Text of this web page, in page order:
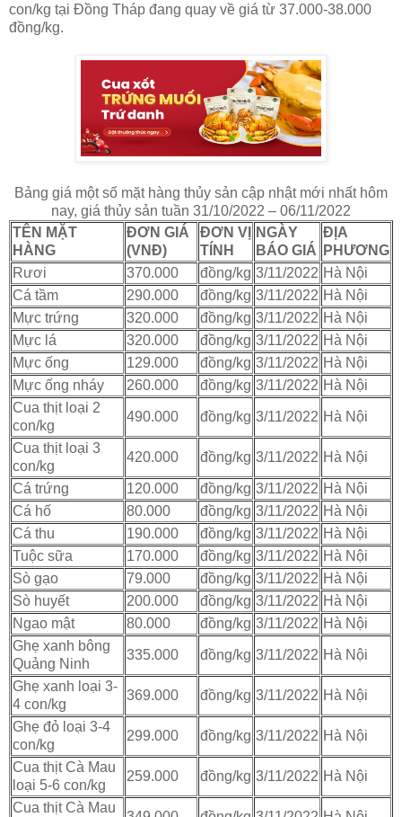
con/kg tại Đồng Tháp đang quay về giá từ 37.000-38.000
đồng/kg.
Bảng giá một số mặt hàng thủy sản cập nhật mới nhất hôm
nay, giá thủy sản tuần 31/10/2022 – 06/11/2022
TÊN MẶT
HÀNG
ĐƠN GIÁ
(VNĐ)
ĐƠN VỊ
TÍNH
NGÀY
BÁO GIÁ
ĐỊA
PHƯƠNG
Rươi
370.000 đồng/kg 3/11/2022 Hà Nội
Cá tầm
290.000 đồng/kg 3/11/2022 Hà Nội
Mực trứng
320.000 đồng/kg 3/11/2022 Hà Nội
Mực lá
320.000 đồng/kg 3/11/2022 Hà Nội
Mực ống
129.000 đồng/kg 3/11/2022 Hà Nội
Mực ống nháy
260.000 đồng/kg 3/11/2022 Hà Nội
Cua thịt loại 2
con/kg
490.000 đồng/kg 3/11/2022 Hà Nội
Cua thịt loại 3
con/kg
420.000 đồng/kg 3/11/2022 Hà Nội
Cá trứng 120.000 đồng/kg 3/11/2022 Hà Nội
Cá hố
80.000 đồng/kg 3/11/2022 Hà Nội
Cá thu
190.000 đồng/kg 3/11/2022 Hà Nội
Tuộc sữa
170.000 đồng/kg 3/11/2022 Hà Nội
Sò gạo
79.000 đồng/kg 3/11/2022 Hà Nội
Sò huyết
200.000 đồng/kg 3/11/2022 Hà Nội
Ngao mật
80.000 đồng/kg 3/11/2022 Hà Nội
Ghẹ xanh bông
Quảng Ninh
335.000 đồng/kg 3/11/2022 Hà Nội
Ghẹ xanh loại 3-
4 con/kg
369.000 đồng/kg 3/11/2022 Hà Nội
Ghẹ đỏ loại 3-4
con/kg
299.000 đồng/kg 3/11/2022 Hà Nội
Cua thịt Cà Mau
loại 5-6 con/kg
259.000 đồng/kg 3/11/2022 Hà Nội
Cua thịt Cà Mau